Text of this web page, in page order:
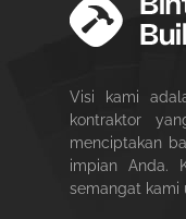
Visi kami
kontraktor
menciptakan
impian Anda.
semangat kami